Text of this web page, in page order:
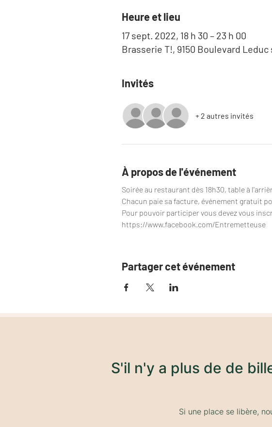
Heure et lieu
17 sept. 2022, 18 h 30 – 23 h 00
Brasserie T!, 9150 Boulevard
Invités
+ 2 autres invités
À propos de l'événement
Soirée au restaurant dès 18h30, table à
Chacun paie sa facture, événement gratuit
Pour pouvoir participer vous devez vous
https://www.facebook.com/Entremetteuse
Partager cet événement
S'il n'y a plus de de
Si une place se libère,